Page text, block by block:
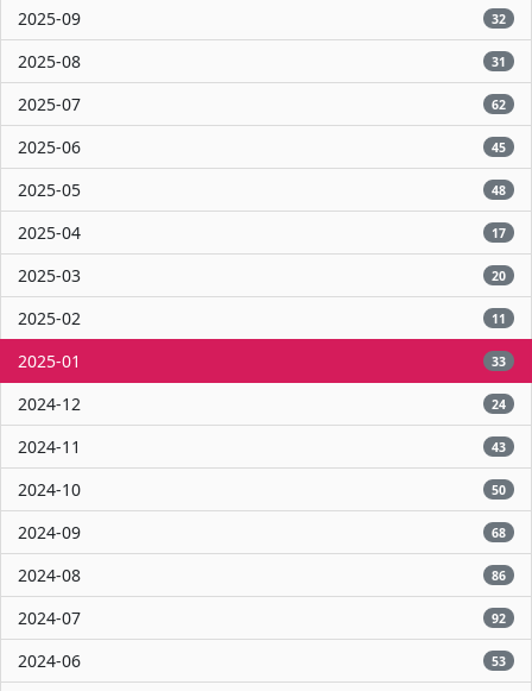
2025-09 32
2025-08 31
2025-07 62
2025-06 45
2025-05 48
2025-04 17
2025-03 20
2025-02 11
2025-01 33
2024-12 24
2024-11 43
2024-10 50
2024-09 68
2024-08 86
2024-07 92
2024-06 53